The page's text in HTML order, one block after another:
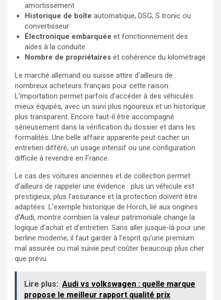
amortissement
Historique de boîte automatique, DSG, S tronic ou
convertisseur
Électronique embarquée et fonctionnement des
aides à la conduite
Nombre de propriétaires et cohérence du kilométrage
Le marché allemand ou suisse attire d’ailleurs de
nombreux acheteurs français pour cette raison.
L’importation permet parfois d’accéder à des véhicules
mieux équipés, avec un suivi plus rigoureux et un historique
plus transparent. Encore faut-il être accompagné
sérieusement dans la vérification du dossier et dans les
formalités. Une belle affaire apparente peut cacher un
entretien différé, un usage intensif ou une configuration
difficile à revendre en France.
Le cas des voitures anciennes et de collection permet
d’ailleurs de rappeler une évidence : plus un véhicule est
prestigieux, plus l’assurance et la protection doivent être
adaptées. L’exemple historique de Horch, lié aux origines
d’Audi, montre combien la valeur patrimoniale change la
logique d’achat et d’entretien. Sans aller jusque-là pour une
berline moderne, il faut garder à l’esprit qu’une premium
mal assurée ou mal suivie peut coûter beaucoup plus cher
que prévu.
Lire plus: Audi vs volkswagen : quelle marque
propose le meilleur rapport qualité prix